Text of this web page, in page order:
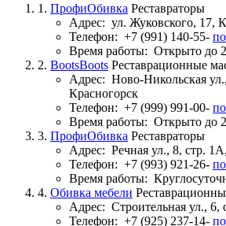
1. ПрофиОбивка Реставраторы
Адрес: ул. Жуковского, 17,
Телефон: +7 (991) 140-55-
Время работы: Открыто до
2. BootsBoots Реставрационные
Адрес: Ново-Никольская
Красногорск
Телефон: +7 (999) 991-00-
Время работы: Открыто до
3. ПрофиОбивка Реставраторы
Адрес: Речная ул., 8, стр.
Телефон: +7 (993) 921-26-
Время работы:
4. Обивка мебели
Адрес: Строительная ул., 6,
Телефон: +7 (925) 237-14-